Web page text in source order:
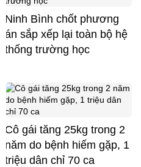
Ninh Bình chốt phương
án sắp xếp lại toàn bộ hệ
thống trường học
Cô gái tăng 25kg trong 2
năm do bệnh hiếm gặp, 1
triệu dân chỉ 70 ca